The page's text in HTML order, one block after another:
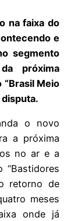
na faixa do
e
segmento
próxima
“Brasil Meio
o novo
a próxima
no ar e a
retorno de
meses
onde já